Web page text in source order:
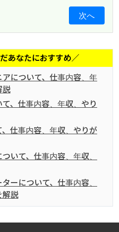
次へ
あなたにおすすめ／
について、仕事内容、年
説
、仕事内容、年収、やり
仕事内容、年収、やりが
いて、仕事内容、年収、
ーについて、仕事内容、
解説